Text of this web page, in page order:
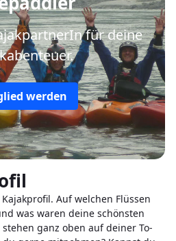
für deine
werden
Auf welchen Flüssen
was waren deine schönsten
stehen ganz oben auf deiner To-